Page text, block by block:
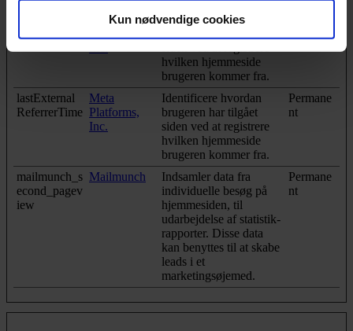
Kun nødvendige cookies
Referrer
Meta
Identificere hvordan
hvilken hjemmeside
brugeren kommer fra.
lastExternal
ReferrerTime
Meta
Platforms,
Inc.
Identificere hvordan
brugeren har tilgået
siden ved at registrere
hvilken hjemmeside
brugeren kommer fra.
Permane
nt
mailmunch_s
econd_pagev
iew
Mailmunch
Indsamler data fra
individuelle besøg på
hjemmesiden, til
udarbejdelse af statistik-
rapporter. Disse data
kan benyttes til at skabe
leads i et
marketingsøjemed.
Permane
nt